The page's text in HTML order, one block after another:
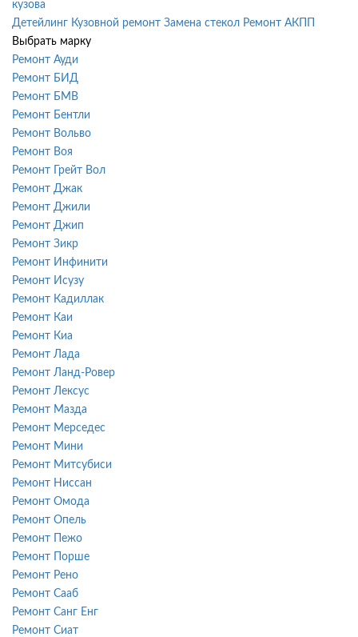
кузова
Детейлинг Кузовной ремонт Замена стекол Ремонт АКПП
Выбрать марку
Ремонт Ауди
Ремонт БИД
Ремонт БМВ
Ремонт Бентли
Ремонт Вольво
Ремонт Воя
Ремонт Грейт Вол
Ремонт Джак
Ремонт Джили
Ремонт Джип
Ремонт Зикр
Ремонт Инфинити
Ремонт Исузу
Ремонт Кадиллак
Ремонт Каи
Ремонт Киа
Ремонт Лада
Ремонт Ланд-Ровер
Ремонт Лексус
Ремонт Мазда
Ремонт Мерседес
Ремонт Мини
Ремонт Митсубиси
Ремонт Ниссан
Ремонт Омода
Ремонт Опель
Ремонт Пежо
Ремонт Порше
Ремонт Рено
Ремонт Сааб
Ремонт Санг Енг
Ремонт Сиат